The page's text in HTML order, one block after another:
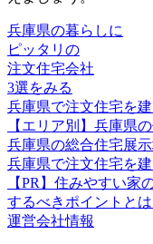
兵庫県の暮らしに
ピッタリの
注文住宅会社
3選をみる
兵庫県で注文住宅を
【エリア別】兵庫県
兵庫県の総合住宅展
兵庫県で注文住宅を
【PR】住みやすい家
するべきポイントとは
運営会社情報